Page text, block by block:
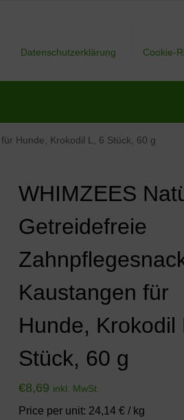
Datenschutzerklärung Cookie-
Hunde, Krokodil L, 6 Stück, 60 g
WHIMZEES
Getreidefreie
Kaustangen für
Hunde, Krokodil
Stück, 60 g
€8,69 inkl. MwSt.
Price per unit: 24,14 € / kg